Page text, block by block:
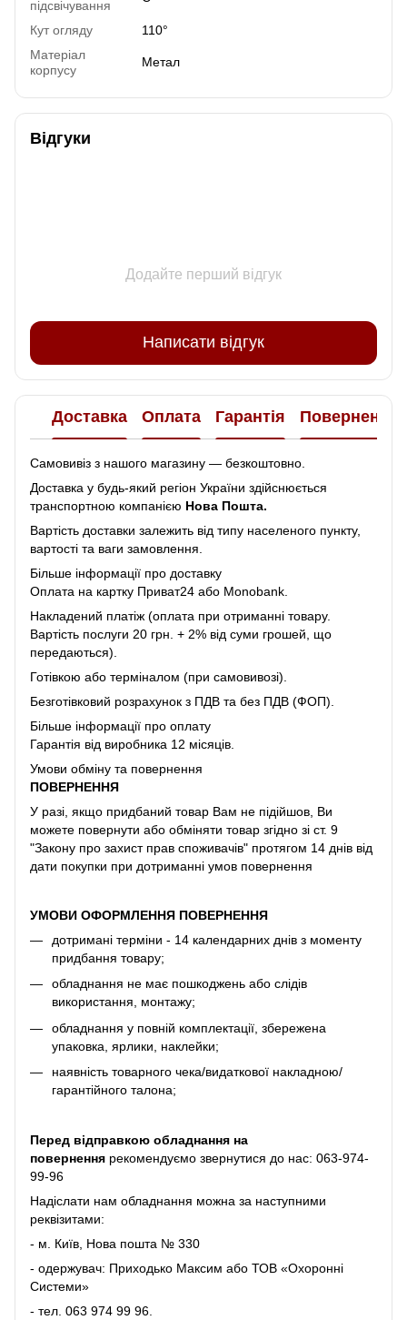
підсвічування
Кут огляду
110°
Матеріал
корпусу
Метал
Відгуки
Додайте перший відгук
Написати відгук
Доставка Оплата Гарантія Повернення
Самовивіз з нашого магазину — безкоштовно.
Доставка у будь-який регіон України здійснюється
транспортною компанією Нова Пошта.
Вартість доставки залежить від типу населеного пункту,
вартості та ваги замовлення.
Більше інформації про доставку
Оплата на картку Приват24 або Monobank.
Накладений платіж (оплата при отриманні товару.
Вартість послуги 20 грн. + 2% від суми грошей, що
передаються).
Готівкою або терміналом (при самовивозі).
Безготівковий розрахунок з ПДВ та без ПДВ (ФОП).
Більше інформації про оплату
Гарантія від виробника 12 місяців.
Умови обміну та повернення
ПОВЕРНЕННЯ
У разі, якщо придбаний товар Вам не підійшов, Ви
можете повернути або обміняти товар згідно зі ст. 9
"Закону про захист прав споживачів" протягом 14 днів від
дати покупки при дотриманні умов повернення
УМОВИ ОФОРМЛЕННЯ ПОВЕРНЕННЯ
дотримані терміни - 14 календарних днів з моменту
придбання товару;
обладнання не має пошкоджень або слідів
використання, монтажу;
обладнання у повній комплектації, збережена
упаковка, ярлики, наклейки;
наявність товарного чека/видаткової накладною/
гарантійного талона;
Перед відправкою обладнання на
повернення рекомендуємо звернутися до нас: 063-974-
99-96
Надіслати нам обладнання можна за наступними
реквізитами:
- м. Київ, Нова пошта № 330
- одержувач: Приходько Максим або ТОВ «Охоронні
Системи»
- тел. 063 974 99 96.